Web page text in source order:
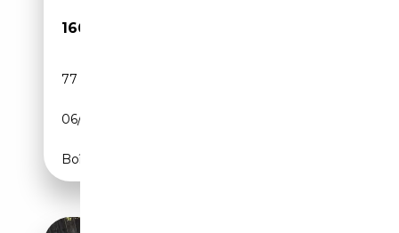
166 900€
77 000 km
06/1958
Boîte manuelle